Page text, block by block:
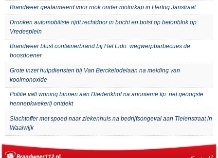
Brandweer gealarmeerd voor rook onder motorkap in Hertog Janstraat
Dronken automobiliste rijdt rechtdoor in bocht en botst op betonblok op
Vredesplein
Brandweer blust containerbrand bij Het Lido: wegwerpbarbecues de
boosdoener
Grote inzet hulpdiensten bij Van Berckelodelaan na melding van
koolmonoxide
Politie valt woning binnen aan Diederikhof na anonieme tip: net geoogste
hennepkwekerij ontdekt
Slachtoffer met spoed naar ziekenhuis na bedrijfsongeval aan Tielenstraat in
Waalwijk